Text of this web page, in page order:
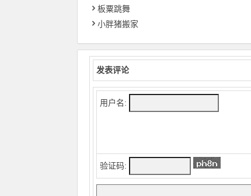
板粟跳舞
小胖猪搬家
发表评论
用户名:
验证码: